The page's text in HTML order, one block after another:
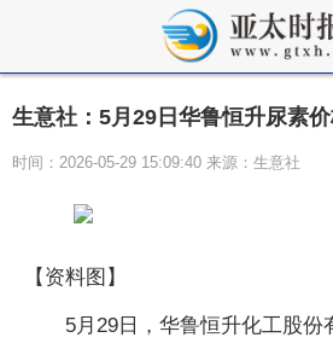
生意社：5月29日华鲁恒升尿素
时间：2026-05-29 15:09:40 来源：生意社
【资料图】
5月29日，华鲁恒升化工股份